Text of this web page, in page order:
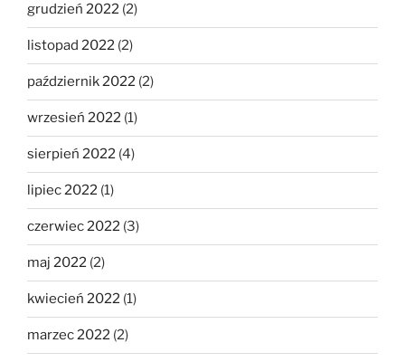
grudzień 2022 (2)
listopad 2022 (2)
październik 2022 (2)
wrzesień 2022 (1)
sierpień 2022 (4)
lipiec 2022 (1)
czerwiec 2022 (3)
maj 2022 (2)
kwiecień 2022 (1)
marzec 2022 (2)